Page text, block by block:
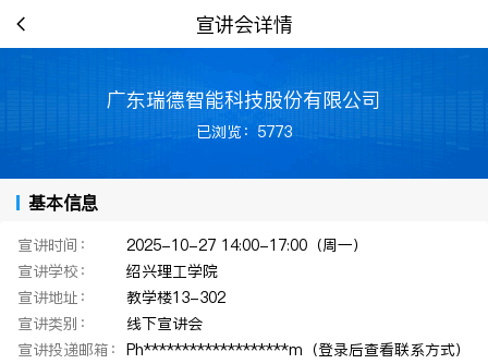
宣讲会详情
广东瑞德智能科技股份有限公司
已浏览：5773
基本信息
宣讲时间：
2025-10-27 14:00-17:00（周一）
宣讲学校：
绍兴理工学院
宣讲地址：
教学楼13-302
宣讲类别：
线下宣讲会
宣讲投递邮箱： Ph*******************m（登录后查看联系方式）